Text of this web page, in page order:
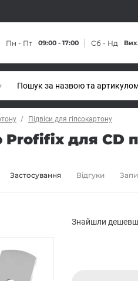
Пн - Пт 09:00 - 17:00 Сб - Нд
Підвіси для гіпсокартону
Profifix для CD
Застосування Відгуки
Знайшли